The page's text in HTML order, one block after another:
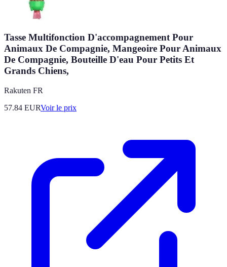
Tasse Multifonction D'accompagnement Pour
Animaux De Compagnie, Mangeoire Pour Animaux
De Compagnie, Bouteille D'eau Pour Petits Et
Grands Chiens,
Rakuten FR
57.84 EURVoir le prix